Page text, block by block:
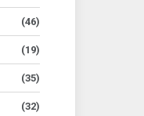
(46)
(19)
(35)
(32)